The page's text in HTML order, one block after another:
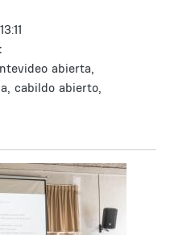
abierta,
cabildo abierto,